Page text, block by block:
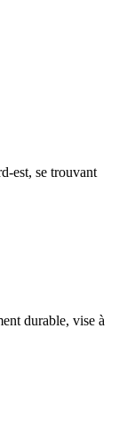
est, se trouvant
durable, vise à